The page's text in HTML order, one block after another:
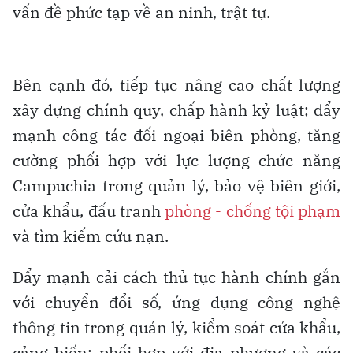
vấn đề phức tạp về an ninh, trật tự.
Bên cạnh đó, tiếp tục nâng cao chất lượng
xây dựng chính quy, chấp hành kỷ luật; đẩy
mạnh công tác đối ngoại biên phòng, tăng
cường phối hợp với lực lượng chức năng
Campuchia trong quản lý, bảo vệ biên giới,
cửa khẩu, đấu tranhphòng - chống tội phạm
và tìm kiếm cứu nạn.
Đẩy mạnh cải cách thủ tục hành chính gắn
với chuyển đổi số, ứng dụng công nghệ
thông tin trong quản lý, kiểm soát cửa khẩu,